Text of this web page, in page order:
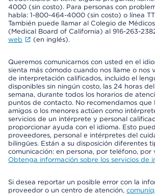
4000 (sin costo). Para personas con
habla: 1-800-464-4000 (sin costo) o línea
También puede llamar al Colegio de
(Medical Board of California) al 916-263-
web
(en inglés).
Queremos comunicarnos con usted en el
sienta más cómodo cuando nos llame o nos
de interpretación calificados, incluido el
disponibles sin ningún costo, las 24 horas
semana, durante todos los horarios de
puntos de contacto. No recomendamos que
amigos o los menores actúen como
servicios de un intérprete y personal
proporcionar ayuda con el idioma. Esto
proveedores, personal e intérpretes del
bilingües. Están a su disposición diferentes
comunicación: en persona, por teléfono, por
Obtenga información sobre los servicios de
Si desea reportar un posible error con la
proveedor o un centro de atención,